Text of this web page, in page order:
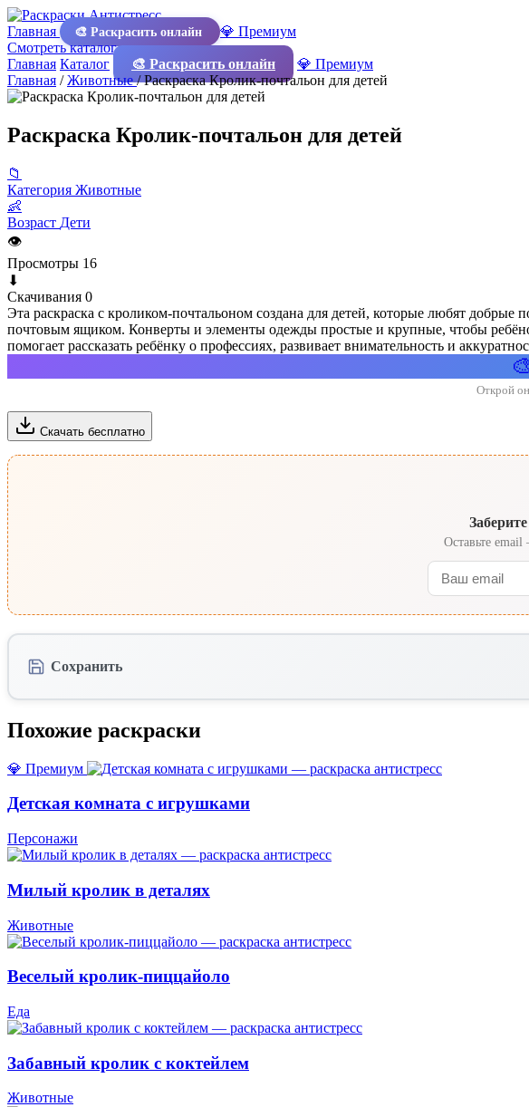
Главная 🎨 Раскрасить онлайн
💎 Премиум
Смотреть каталог
Главная Каталог 🎨 Раскрасить онлайн
💎 Премиум
Главная /Животные/Раскраска Кролик-почтальон для детей
Раскраска Кролик-почтальон для детей
📁
Категория Животные
👶
Возраст Дети
👁
Просмотры 16
⬇
Скачивания 0
Эта раскраска с кроликом-почтальоном создана для детей, которые любят
почтовым ящиком. Конверты и элементы одежды простые и крупные, чтобы
помогает рассказать ребёнку о профессиях, развивает внимательность и
🎨
Открой
Скачать бесплатно
Оставьте
Сохранить
Похожие раскраски
💎 Премиум
Детская комната с игрушками
Персонажи
Милый кролик в деталях
Животные
Веселый кролик-пиццайоло
Еда
Забавный кролик с коктейлем
Животные